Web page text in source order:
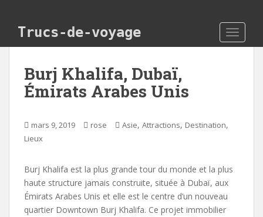
Trucs-de-voyage
Burj Khalifa, Dubaï,
Émirats Arabes Unis
mars 9, 2019 rose Asie, Attractions, Destination,
Lieux
Burj Khalifa est la plus grande tour du monde et la plus
haute structure jamais construite, située à Dubaï, aux
Émirats Arabes Unis et elle est le centre d’un nouveau
quartier Downtown Burj Khalifa. Ce projet immobilier